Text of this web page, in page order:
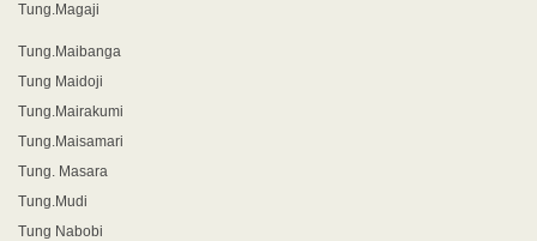
Tung.Magaji
Tung.Maibanga
Tung Maidoji
Tung.Mairakumi
Tung.Maisamari
Tung. Masara
Tung.Mudi
Tung Nabobi